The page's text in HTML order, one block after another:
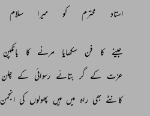
استاد
محترم کو میرا سلام
جینے کا فن سکھایا مرنے کا بانکپن
عزت کے گر بتائے رسوائی کے چلن
کانٹے بھی راہ میں ہیں پھولوں کی انجمن